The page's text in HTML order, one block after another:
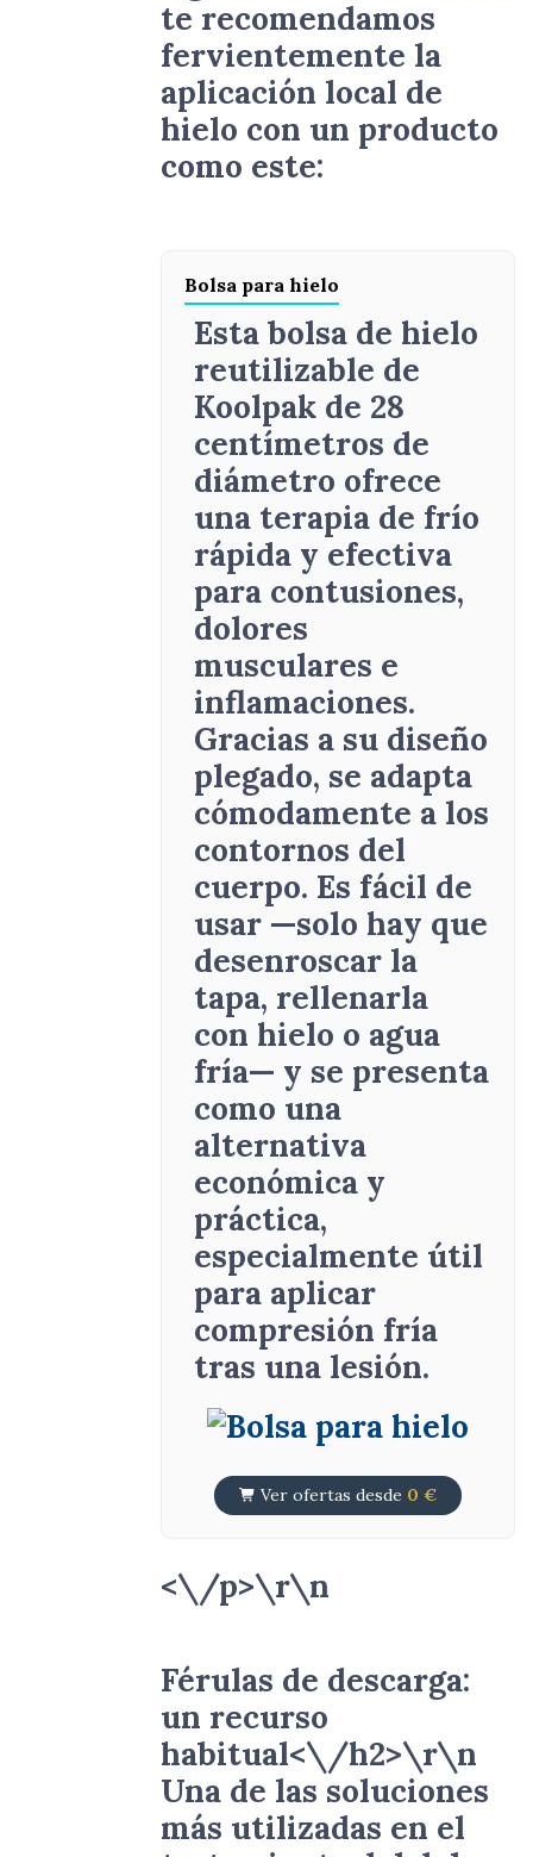
te recomendamos
fervientemente la
aplicación local de
hielo con un producto
como este:
Bolsa para hielo
Esta bolsa de hielo
reutilizable de
Koolpak de 28
centímetros de
diámetro ofrece
una terapia de frío
rápida y efectiva
para contusiones,
dolores
musculares e
inflamaciones.
Gracias a su diseño
plegado, se adapta
cómodamente a los
contornos del
cuerpo. Es fácil de
usar —solo hay que
desenroscar la
tapa, rellenarla
con hielo o agua
fría— y se presenta
como una
alternativa
económica y
práctica,
especialmente útil
para aplicar
compresión fría
tras una lesión.
Ver ofertas desde 0 €
<\/p>\r\n
Férulas de descarga:
un recurso
habitual<\/h2>\r\n
Una de las soluciones
más utilizadas en el